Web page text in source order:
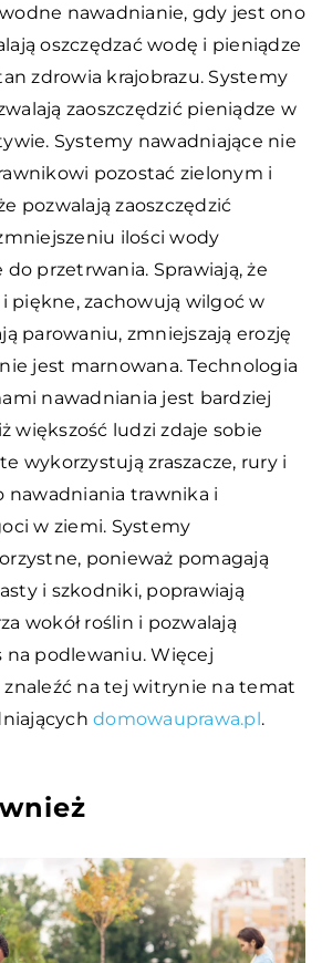
nawadnianie, gdy jest ono
oszczędzać wodę i pieniądze
zdrowia krajobrazu. Systemy
zaoszczędzić pieniądze w
Systemy nawadniające nie
pozostać zielonym i
pozwalają zaoszczędzić
ilości wody
przetrwania. Sprawiają, że
piękne, zachowują wilgoć w
parowaniu, zmniejszają erozję
jest marnowana. Technologia
nawadniania jest bardziej
większość ludzi zdaje sobie
wykorzystują zraszacze, rury i
nawadniania trawnika i
w ziemi. Systemy
ponieważ pomagają
i szkodniki, poprawiają
wokół roślin i pozwalają
na podlewaniu. Więcej
na tej witrynie na temat
domowauprawa.pl.